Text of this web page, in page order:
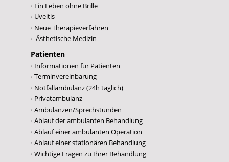
Ein Leben ohne Brille
Uveitis
Neue Therapieverfahren
Ästhetische Medizin
Patienten
Informationen für Patienten
Terminvereinbarung
Notfallambulanz (24h täglich)
Privatambulanz
Ambulanzen/Sprechstunden
Ablauf der ambulanten Behandlung
Ablauf einer ambulanten Operation
Ablauf einer stationären Behandlung
Wichtige Fragen zu Ihrer Behandlung